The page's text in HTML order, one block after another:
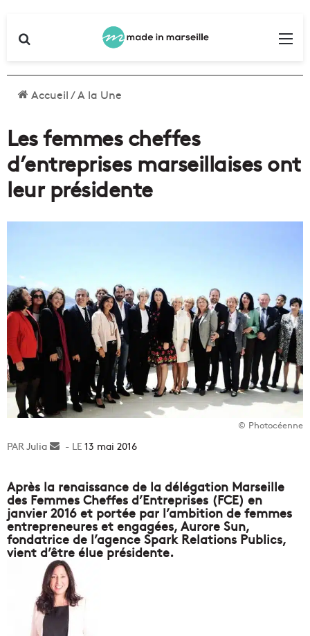
Accueil/A la Une
Les femmes cheffes
d’entreprises marseillaises ont
leur présidente
© Photocéenne
Julia
Envoyer13 mai 2016
Après la renaissance de la délégation Marseille
des Femmes Cheffes d’Entreprises (FCE) en
janvier 2016 et portée par l’ambition de femmes
entrepreneures et engagées, Aurore Sun,
fondatrice de l’agence Spark Relations Publics,
vient d’être élue présidente.